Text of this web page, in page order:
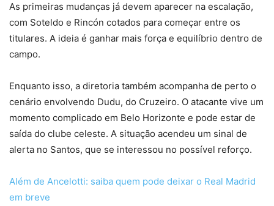
As primeiras mudanças já devem aparecer na escalação,
com Soteldo e Rincón cotados para começar entre os
titulares. A ideia é ganhar mais força e equilíbrio dentro de
campo.
Enquanto isso, a diretoria também acompanha de perto o
cenário envolvendo Dudu, do Cruzeiro. O atacante vive um
momento complicado em Belo Horizonte e pode estar de
saída do clube celeste. A situação acendeu um sinal de
alerta no Santos, que se interessou no possível reforço.
Além de Ancelotti: saiba quem pode deixar o Real Madrid
em breve